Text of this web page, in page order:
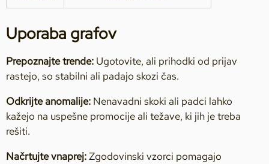
Uporaba grafov
Prepoznajte trende: Ugotovite, ali prihodki od prijav
rastejo, so stabilni ali padajo skozi čas.
Odkrijte anomalije: Nenavadni skoki ali padci lahko
kažejo na uspešne promocije ali težave, ki jih je treba
rešiti.
Načrtujte vnaprej:Zgodovinski vzorci pomagajo